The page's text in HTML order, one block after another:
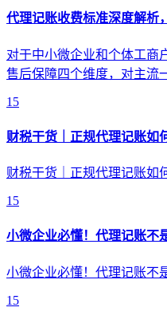
代理记账收费标准深度解析
对于中小微企业和个体工商
售后保障四个维度，对主流
15
财税干货｜正规代理记账如
财税干货｜正规代理记账如
15
小微企业必懂！代理记账不
小微企业必懂！代理记账不
15